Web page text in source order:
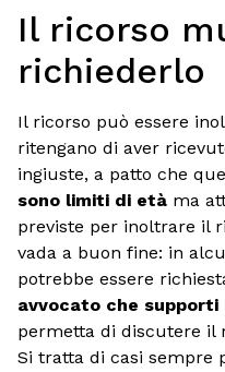
Il ricorso
richiederlo
Il ricorso può essere
ritengano di aver
ingiuste, a patto che
sono limiti di età ma
previste per inoltrare il
vada a buon fine: in
potrebbe essere
avvocato che
permetta di discutere il
Si tratta di casi sempre